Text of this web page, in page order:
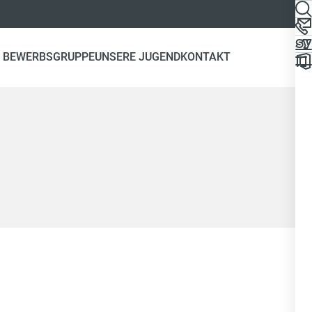
BEWERBSGRUPPEUNSERE JUGENDKONTAKT